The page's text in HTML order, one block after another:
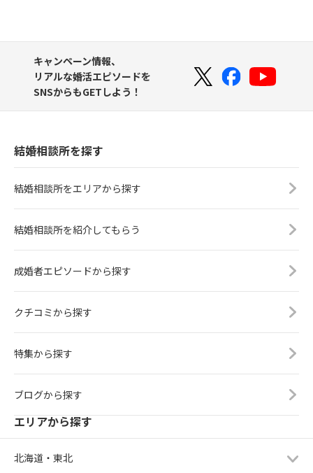
キャンペーン情報、
リアルな婚活エピソードを
SNSからもGETしよう！
結婚相談所を探す
結婚相談所をエリアから探す
結婚相談所を紹介してもらう
成婚者エピソードから探す
クチコミから探す
特集から探す
ブログから探す
エリアから探す
北海道・東北